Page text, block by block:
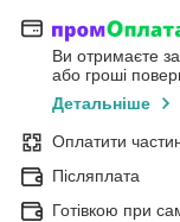
Ви отримаєте
або гроші
Детальніше
Оплатити
Післяплата
Готівкою при